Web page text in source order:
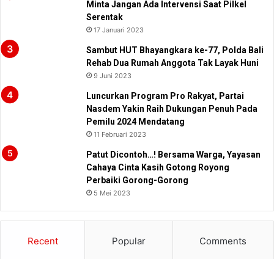
Minta Jangan Ada Intervensi Saat Pilkel
Serentak
17 Januari 2023
Sambut HUT Bhayangkara ke-77, Polda Bali
Rehab Dua Rumah Anggota Tak Layak Huni
9 Juni 2023
Luncurkan Program Pro Rakyat, Partai
Nasdem Yakin Raih Dukungan Penuh Pada
Pemilu 2024 Mendatang
11 Februari 2023
Patut Dicontoh…! Bersama Warga, Yayasan
Cahaya Cinta Kasih Gotong Royong
Perbaiki Gorong-Gorong
5 Mei 2023
Recent Popular Comments